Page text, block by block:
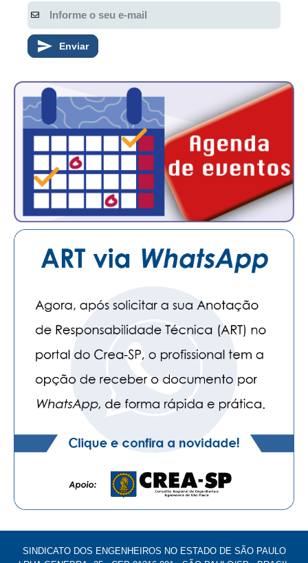
Enviar
SINDICATO DOS ENGENHEIROS NO ESTADO DE SÃO PAULO